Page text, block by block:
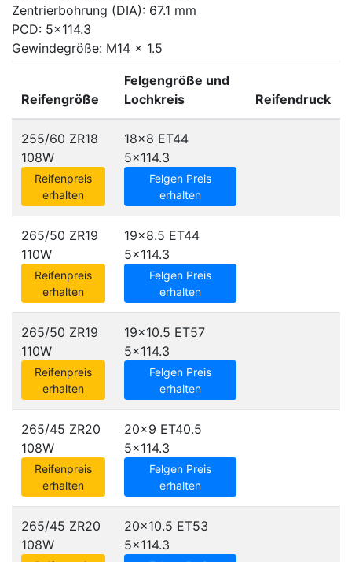
Zentrierbohrung (DIA): 67.1 mm
PCD: 5x114.3
Gewindegröße: M14 x 1.5
Reifengröße
Felgengröße und
Lochkreis
Reifendruck
255/60 ZR18
108W
Reifenpreis
erhalten
18x8 ET44
5x114.3
Felgen Preis
erhalten
265/50 ZR19
110W
Reifenpreis
erhalten
19x8.5 ET44
5x114.3
Felgen Preis
erhalten
265/50 ZR19
110W
Reifenpreis
erhalten
19x10.5 ET57
5x114.3
Felgen Preis
erhalten
265/45 ZR20
108W
Reifenpreis
erhalten
20x9 ET40.5
5x114.3
Felgen Preis
erhalten
265/45 ZR20
108W
20x10.5 ET53
5x114.3